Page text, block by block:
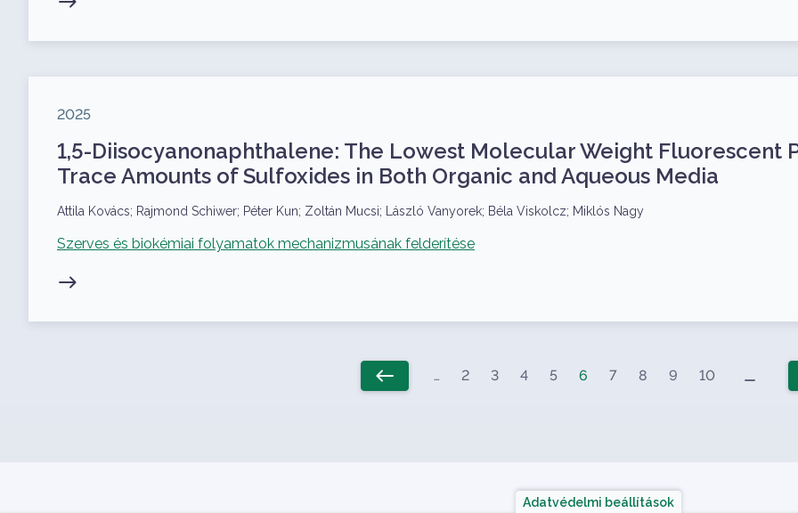
Megjelenés éve
2025
1,5-Diisocyanonaphthalene: The Lowest Molecular Weight
Trace Amounts of Sulfoxides in Both Organic and Aqueous Media
Szerzők
Attila Kovács; Rajmond Schiwer; Péter Kun; Zoltán Mucsi; László Vanyorek; Béla Viskolcz; Miklós Nagy
Kapcsolódó projekt
Szerves és biokémiai folyamatok mechanizmusának felderítése
west
Előző oldal
… 2 3 4 5 6 7 8 9 10
Adatvédelmi beállítások